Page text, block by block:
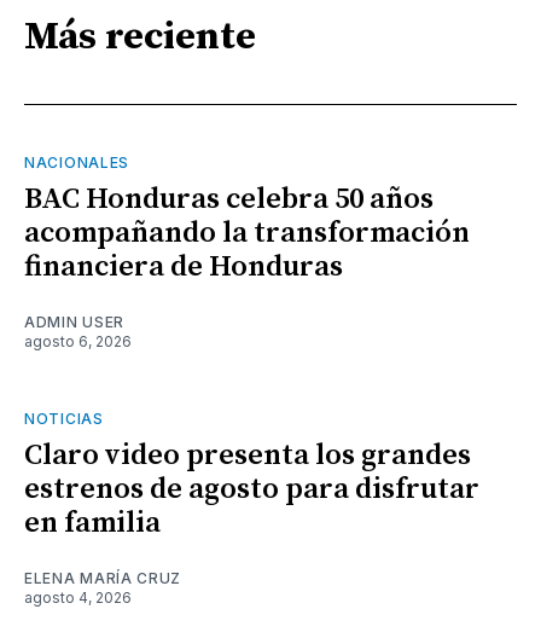
Más reciente
NACIONALES
BAC Honduras celebra 50 años
acompañando la transformación
financiera de Honduras
ADMIN USER
agosto 6, 2026
NOTICIAS
Claro video presenta los grandes
estrenos de agosto para disfrutar
en familia
ELENA MARÍA CRUZ
agosto 4, 2026